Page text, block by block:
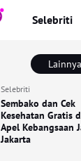
Selebriti
Lainnya
Selebriti
Sembako dan Cek
Kesehatan Gratis
Apel Kebangsaan
Jakarta